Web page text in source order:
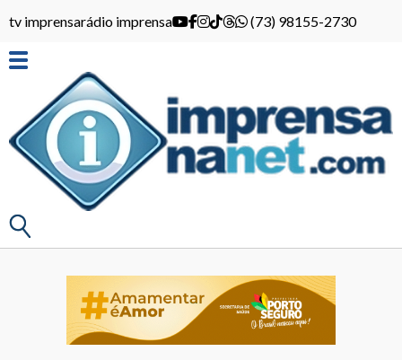
tv imprensarádio imprensa (73) 98155-2730